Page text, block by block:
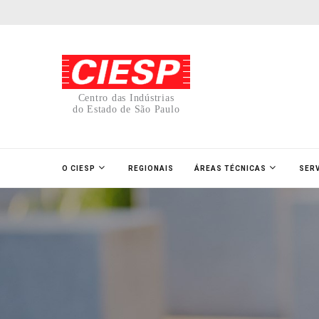
Centro das Indústrias
do Estado de São Paulo
O CIESP REGIONAIS ÁREAS TÉCNICAS